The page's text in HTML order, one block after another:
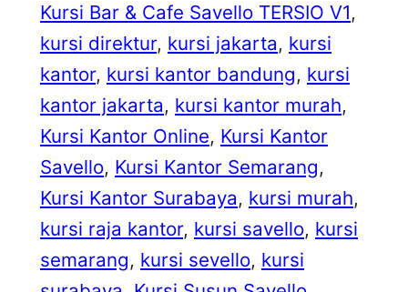
Kursi Bar & Cafe Savello TERSIO V1
kursi direktur, kursi jakarta, kursi
kantor, kursi kantor bandung, kursi
kantor jakarta, kursi kantor murah
Kursi Kantor Online, Kursi Kantor
Savello, Kursi Kantor Semarang
Kursi Kantor Surabaya, kursi murah
kursi raja kantor, kursi savello, kursi
semarang, kursi sevello, kursi